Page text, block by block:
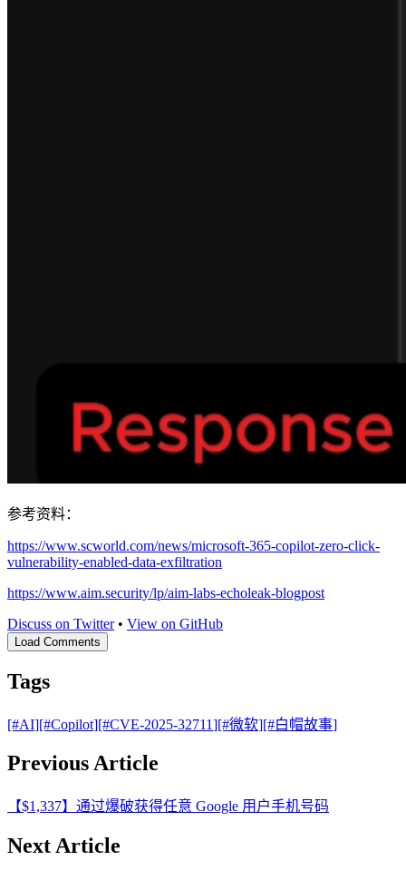
参考资料：
https://www.scworld.com/news/microsoft-365-copilot-zero-click-
vulnerability-enabled-data-exfiltration
https://www.aim.security/lp/aim-labs-echoleak-blogpost
Discuss on Twitter• View on GitHub
Load Comments
Tags
[#AI][#Copilot][#CVE-2025-32711][#微软][#白帽故事]
Previous Article
【$1,337】通过爆破获得任意 Google 用户手机号码
Next Article